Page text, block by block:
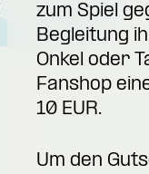
zum Spiel
Begleitung
Onkel oder
Fanshop
10 EUR.
Um den